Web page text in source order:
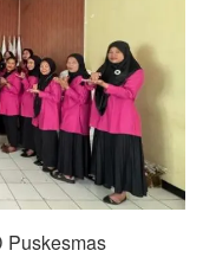
Puskesmas